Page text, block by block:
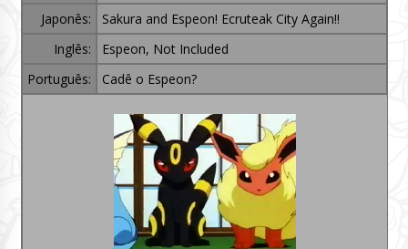
Japonês:
Sakura and Espeon! Ecruteak City Again!!
Inglês:
Espeon, Not Included
Português:
Cadê o Espeon?